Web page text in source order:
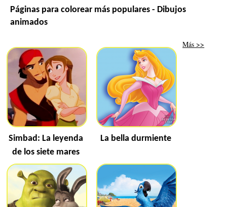
Páginas para colorear más populares - Dibujos
animados
Simbad: La leyenda
de los siete mares
La bella durmiente
Más >>